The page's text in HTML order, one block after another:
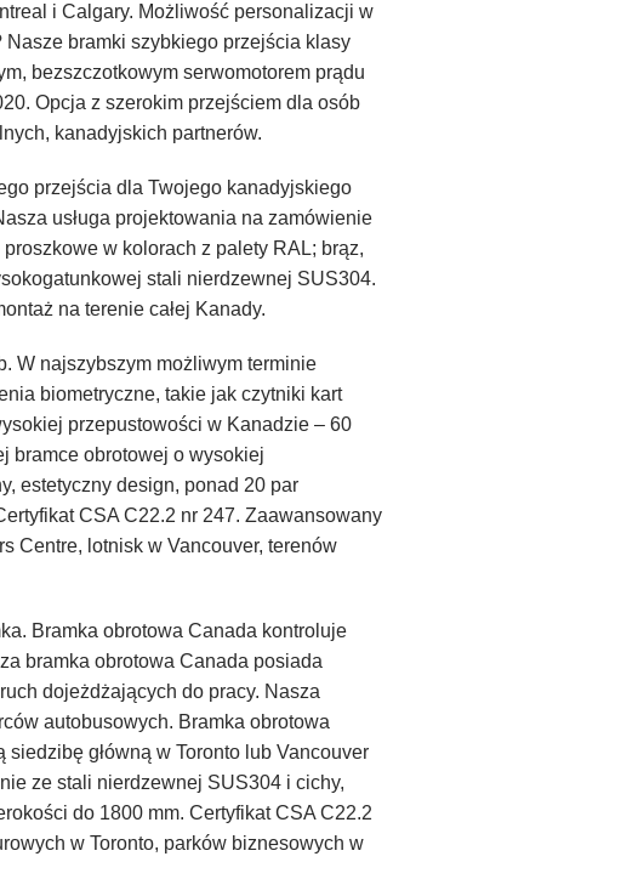
i Calgary. Możliwość personalizacji w
Nasze bramki szybkiego przejścia klasy
bezszczotkowym serwomotorem prądu
Opcja z szerokim przejściem dla osób
kanadyjskich partnerów.
przejścia dla Twojego kanadyjskiego
usługa projektowania na zamówienie
w kolorach z palety RAL; brąz,
stali nierdzewnej SUS304.
na terenie całej Kanady.
W najszybszym możliwym terminie
biometryczne, takie jak czytniki kart
przepustowości w Kanadzie – 60
bramce obrotowej o wysokiej
estetyczny design, ponad 20 par
CSA C22.2 nr 247. Zaawansowany
Centre, lotnisk w Vancouver, terenów
Bramka obrotowa Canada kontroluje
bramka obrotowa Canada posiada
dojeżdżających do pracy. Nasza
autobusowych. Bramka obrotowa
główną w Toronto lub Vancouver
ze stali nierdzewnej SUS304 i cichy,
do 1800 mm. Certyfikat CSA C22.2
w Toronto, parków biznesowych w